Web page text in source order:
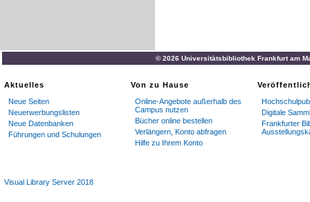
© 2026 Universitätsbibliothek Frankfurt am
Aktuelles
Neue Seiten
Neuerwerbungslisten
Neue Datenbanken
Führungen und Schulungen
Von zu Hause
Online-Angebote außerhalb des
Campus nutzen
Bücher online bestellen
Verlängern, Konto abfragen
Hilfe zu Ihrem Konto
Digitale
Frankfurter
Visual Library Server 2018